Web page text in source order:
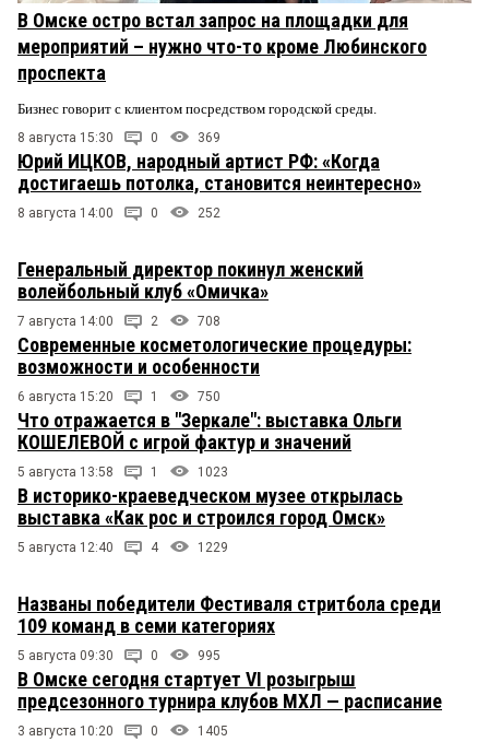
В Омске остро встал запрос на площадки для
мероприятий – нужно что-то кроме Любинского
проспекта
Бизнес говорит с клиентом посредством городской среды.
8 августа 15:30 0 369
Юрий ИЦКОВ, народный артист РФ: «Когда
достигаешь потолка, становится неинтересно»
8 августа 14:00 0 252
Генеральный директор покинул женский
волейбольный клуб «Омичка»
7 августа 14:00 2 708
Современные косметологические процедуры:
возможности и особенности
6 августа 15:20 1 750
Что отражается в "Зеркале": выставка Ольги
КОШЕЛЕВОЙ с игрой фактур и значений
5 августа 13:58 1 1023
В историко-краеведческом музее открылась
выставка «Как рос и строился город Омск»
5 августа 12:40 4 1229
Названы победители Фестиваля стритбола среди
109 команд в семи категориях
5 августа 09:30 0 995
В Омске сегодня стартует VI розыгрыш
предсезонного турнира клубов МХЛ — расписание
3 августа 10:20 0 1405